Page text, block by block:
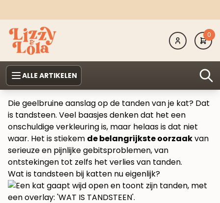
0
ALLE ARTIKELEN
Die geelbruine aanslag op de tanden van je kat? Dat
is tandsteen. Veel baasjes denken dat het een
onschuldige verkleuring is, maar helaas is dat niet
waar. Het is stiekem de belangrijkste oorzaakvan
serieuze en pijnlijke gebitsproblemen, van
ontstekingen tot zelfs het verlies van tanden.
Wat is tandsteen bij katten nu eigenlijk?